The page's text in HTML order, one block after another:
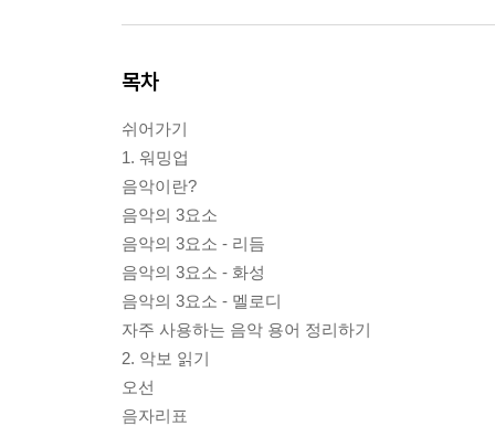
목차
쉬어가기
1. 워밍업
음악이란?
음악의 3요소
음악의 3요소 - 리듬
음악의 3요소 - 화성
음악의 3요소 - 멜로디
자주 사용하는 음악 용어 정리하기
2. 악보 읽기
오선
음자리표